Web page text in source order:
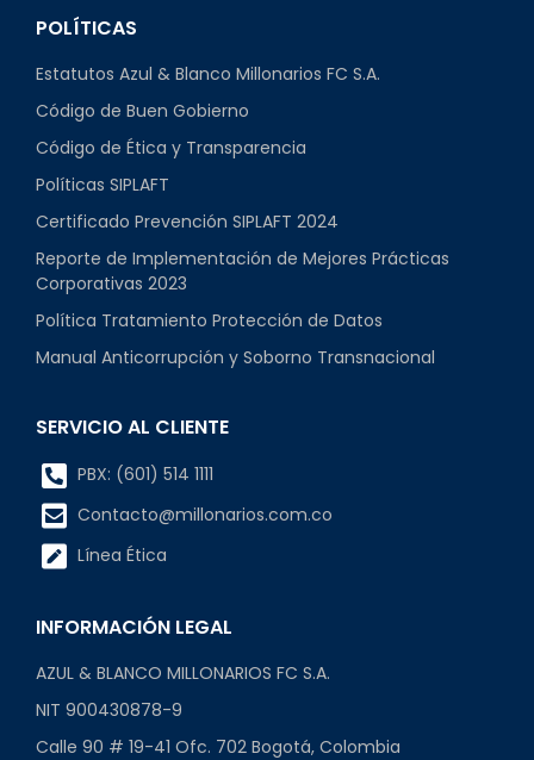
POLÍTICAS
Estatutos Azul & Blanco Millonarios FC S.A.
Código de Buen Gobierno
Código de Ética y Transparencia
Políticas SIPLAFT
Certificado Prevención SIPLAFT 2024
Reporte de Implementación de Mejores Prácticas
Corporativas 2023
Política Tratamiento Protección de Datos
Manual Anticorrupción y Soborno Transnacional
SERVICIO AL CLIENTE
PBX: (601) 514 1111
Contacto@millonarios.com.co
Línea Ética
INFORMACIÓN LEGAL
AZUL & BLANCO MILLONARIOS FC S.A.
NIT 900430878-9
Calle 90 # 19-41 Ofc. 702 Bogotá, Colombia